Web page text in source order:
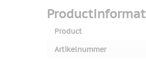
View larger image
Product
Artikelnummer